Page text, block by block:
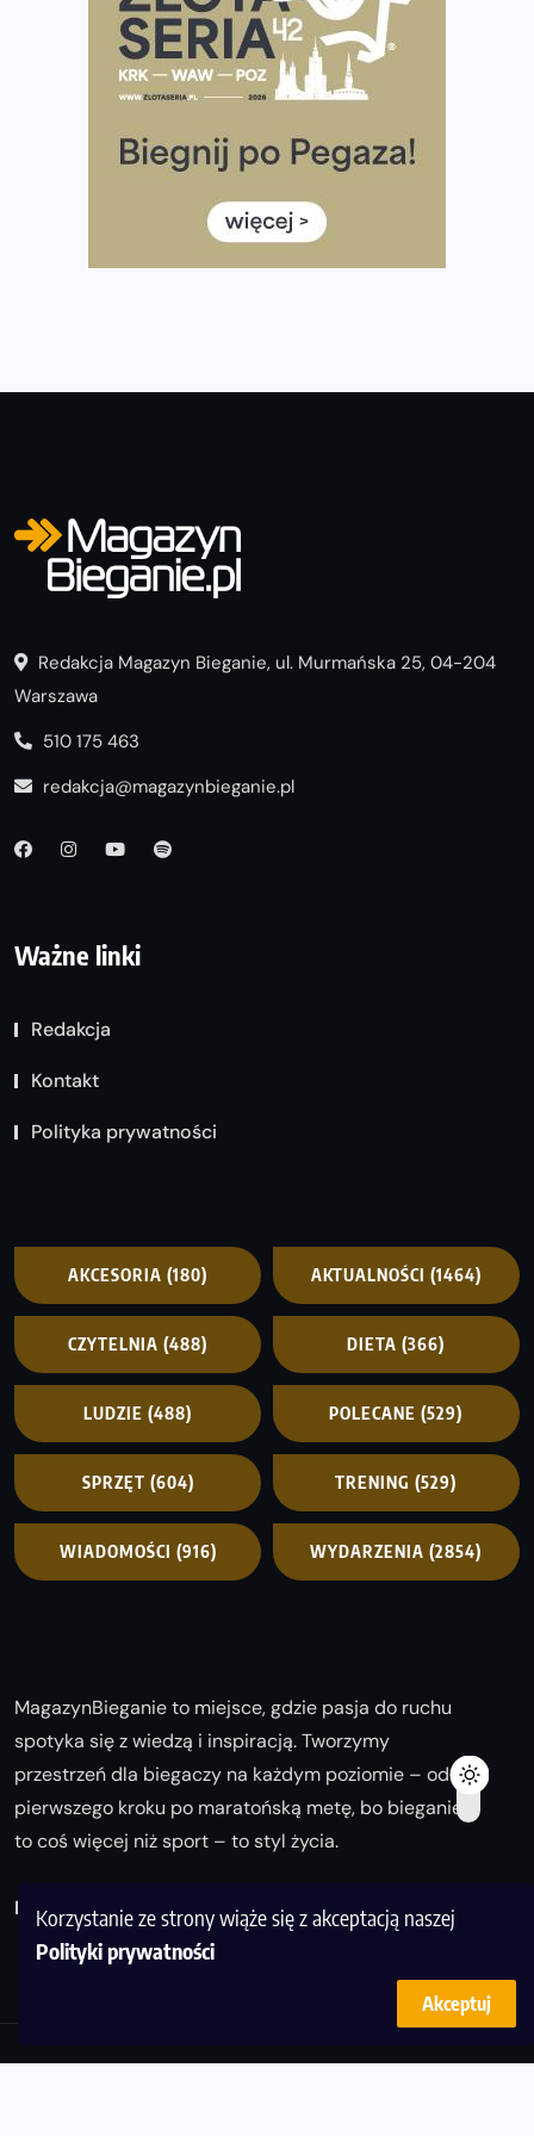
Korzystanie ze strony wiąże się z akceptacją naszej
Polityki prywatności
Akceptuj
Co ma dużo białka? Produkty, które warto włączyć do
Rozbiegany Olsztyn szykuje się na weekend z
Już w tę sobotę 35. Bieg Powstania Warszawskiego.
Wystartuje rekordowa liczba uczestników
35. Bieg Powstania Warszawskiego – praktyczny
poradnik przed startem
Redakcja Magazyn Bieganie, ul. Murmańska 25, 04-204
Warszawa
510 175 463
redakcja@magazynbieganie.pl
Ważne linki
Redakcja
Kontakt
Polityka prywatności
AKCESORIA (180) AKTUALNOŚCI (1464)
CZYTELNIA (488) DIETA (366)
LUDZIE (488) POLECANE (529)
SPRZĘT (604) TRENING (529)
WIADOMOŚCI (916) WYDARZENIA (2854)
MagazynBieganie to miejsce, gdzie pasja do ruchu
spotyka się z wiedzą i inspiracją. Tworzymy
przestrzeń dla biegaczy na każdym poziomie – od
pierwszego kroku po maratońską metę, bo bieganie
to coś więcej niż sport – to styl życia.
Biegaj z nami i odkrywaj swoją najlepszą wersję!